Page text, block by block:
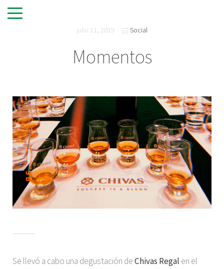
julio 11, 2019 Social
Momentos
Se llevó a cabo una degustación deChivas Regal en el